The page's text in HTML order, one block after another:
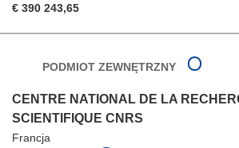
€ 390 243,65
PODMIOT ZEWNĘTRZNY
CENTRE NATIONAL DE LA
SCIENTIFIQUE CNRS
Francja